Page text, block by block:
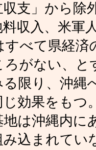
支」から除
収入、米軍
すべて県経
ろがない、
限り、沖縄
効果をもつ
は沖縄内に
込まれてい